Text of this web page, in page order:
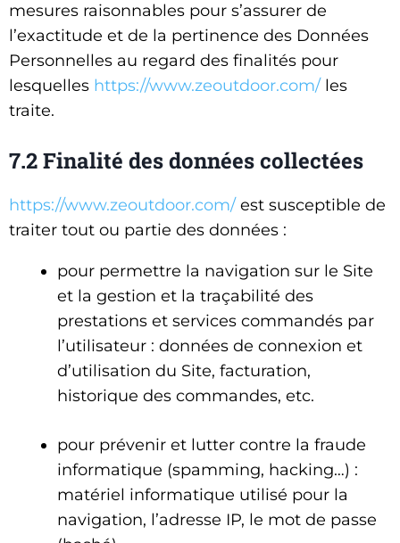
mesures raisonnables pour s’assurer de
l’exactitude et de la pertinence des Données
Personnelles au regard des finalités pour
lesquelles https://www.zeoutdoor.com/ les
traite.
7.2 Finalité des données collectées
https://www.zeoutdoor.com/ est susceptible de
traiter tout ou partie des données :
pour permettre la navigation sur le Site
et la gestion et la traçabilité des
prestations et services commandés par
l’utilisateur : données de connexion et
d’utilisation du Site, facturation,
historique des commandes, etc.
pour prévenir et lutter contre la fraude
informatique (spamming, hacking…) :
matériel informatique utilisé pour la
navigation, l’adresse IP, le mot de passe